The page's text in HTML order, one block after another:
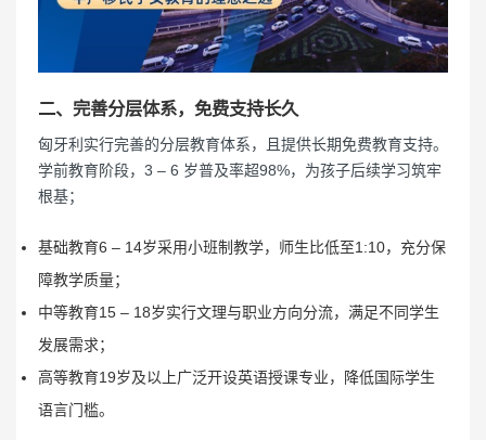
二、完善分层体系，免费支持长久
匈牙利实行完善的分层教育体系，且提供长期免费教育支持。
学前教育阶段，3 – 6 岁普及率超98%，为孩子后续学习筑牢
根基；
基础教育6 – 14岁采用小班制教学，师生比低至1:10，充分保
障教学质量；
中等教育15 – 18岁实行文理与职业方向分流，满足不同学生
发展需求；
高等教育19岁及以上广泛开设英语授课专业，降低国际学生
语言门槛。